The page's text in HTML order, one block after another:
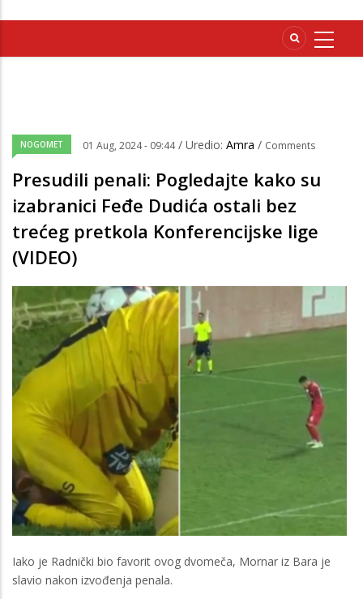
NOGOMET 01 Aug, 2024 - 09:44 / Uredio: Amra / Comments
Presudili penali: Pogledajte kako su
izabranici Feđe Dudića ostali bez
trećeg pretkola Konferencijske lige
(VIDEO)
Iako je Radnički bio favorit ovog dvomeča, Mornar iz Bara je
slavio nakon izvođenja penala.